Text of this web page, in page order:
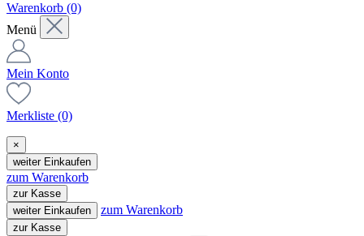
Warenkorb (0)
Menü
Mein Konto
Merkliste (0)
×
weiter Einkaufen
zum Warenkorb
zur Kasse
weiter Einkaufen
zum Warenkorb
zur Kasse